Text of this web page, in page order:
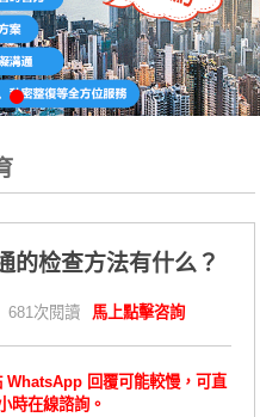
的检查方法有什么？
681次閱讀 馬上點擊咨詢
WhatsApp 回覆可能較慢，可直
時在線諮詢。